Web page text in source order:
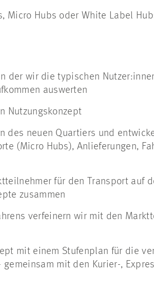
Micro Hubs oder White Label
der wir die typischen
auswerten
Nutzungskonzept
des neuen Quartiers und
(Micro Hubs), Anlieferungen,
für den Transport auf
zusammen
verfeinern wir mit den
mit einem Stufenplan für die
mit den Kurier-,